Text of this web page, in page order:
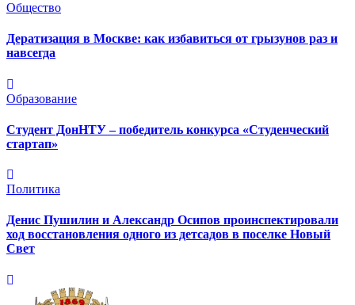
Общество
Дератизация в Москве: как избавиться от грызунов раз и
навсегда
Образование
Студент ДонНТУ – победитель конкурса «Студенческий
стартап»
Политика
Денис Пушилин и Александр Осипов проинспектировали
ход восстановления одного из детсадов в поселке Новый
Свет